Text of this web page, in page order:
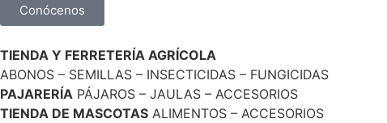
Conócenos
TIENDA Y FERRETERÍA AGRÍCOLA
ABONOS – SEMILLAS – INSECTICIDAS – FUNGICIDAS
PAJARERÍA PÁJAROS – JAULAS – ACCESORIOS
TIENDA DE MASCOTAS ALIMENTOS – ACCESORIOS